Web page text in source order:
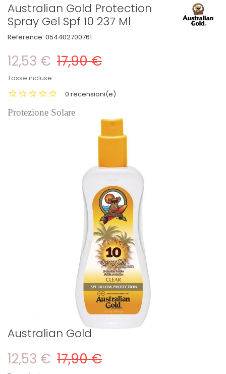
Australian Gold Protection
Spray Gel Spf 10 237 Ml
Reference: 054402700761
12,53 € 17,90 €
Tasse incluse
0 recensioni(e)
Protezione Solare
Australian Gold
12,53 € 17,90 €